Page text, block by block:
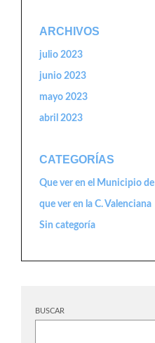
ARCHIVOS
julio 2023
junio 2023
mayo 2023
abril 2023
CATEGORÍAS
Que ver en el Municipio de
que ver en la C. Valenciana
Sin categoría
BUSCAR